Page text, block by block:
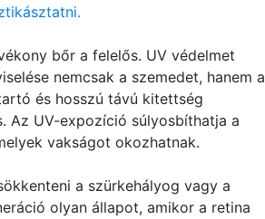
bőr a felelős. UV védelmet
nemcsak a szemedet, hanem a
és hosszú távú kitettség
Az UV-expozíció súlyosbíthatja a
vakságot okozhatnak.
a szürkehályog vagy a
olyan állapot, amikor a retina